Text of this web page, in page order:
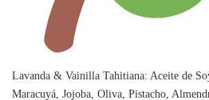
Lavanda & Vainilla Tahitiana: Aceite de
Maracuyá, Jojoba, Oliva, Pistacho,